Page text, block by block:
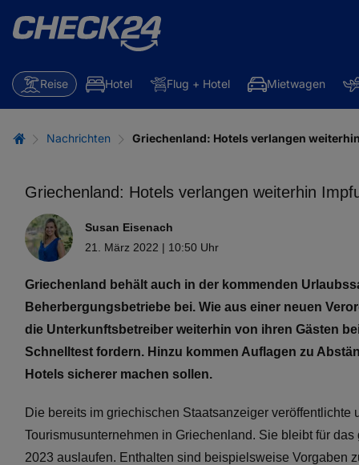
Reise Hotel Flug + Hotel Mietwagen
Nachrichten Griechenland: Hotels verlangen
Griechenland: Hotels verlangen weiterhin
Susan Eisenach
21. März 2022 | 10:50 Uhr
Griechenland behält auch in der kommenden
Beherbergungsbetriebe bei. Wie aus einer neuen
die Unterkunftsbetreiber weiterhin von ihren Gästen
Schnelltest fordern. Hinzu kommen Auflagen zu
Hotels sicherer machen sollen.
Die bereits im griechischen Staatsanzeiger
Tourismusunternehmen in Griechenland. Sie bleibt für
2023 auslaufen. Enthalten sind beispielsweise Vorgaben